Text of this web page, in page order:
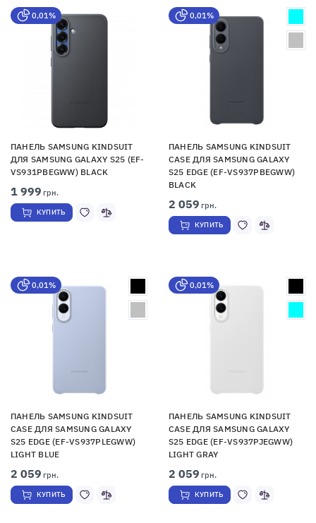
0,01%
ПАНЕЛЬ SAMSUNG KINDSUIT
ДЛЯ SAMSUNG GALAXY S25 (EF-
VS931PBEGWW) BLACK
1 999 грн.
КУПИТЬ
0,01%
ПАНЕЛЬ SAMSUNG KINDSUIT
CASE ДЛЯ SAMSUNG GALAXY
S25 EDGE (EF-VS937PBEGWW)
BLACK
2 059 грн.
КУПИТЬ
0,01%
ПАНЕЛЬ SAMSUNG KINDSUIT
CASE ДЛЯ SAMSUNG GALAXY
S25 EDGE (EF-VS937PLEGWW)
LIGHT BLUE
2 059 грн.
КУПИТЬ
0,01%
ПАНЕЛЬ SAMSUNG KINDSUIT
CASE ДЛЯ SAMSUNG GALAXY
S25 EDGE (EF-VS937PJEGWW)
LIGHT GRAY
2 059 грн.
КУПИТЬ